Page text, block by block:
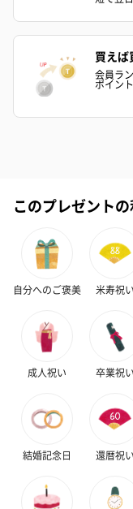
【原産
中国
【金属
肌に接
ル材質
身に
【注意
■こ
・ペ
機器を
・医師
・乳幼
くださ
カシミヤ
100%マフラ
ー
【原材
カシ
【本体
約121g
【パッ
【パッ
約131g
買えば
会員ラ
ポイン
このプレゼント
自分へのご褒美 米寿祝い
成人祝い 卒業祝い
結婚記念日 還暦祝い